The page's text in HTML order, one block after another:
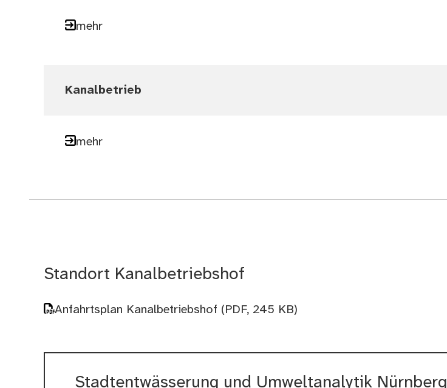
mehr
Kanalbetrieb
mehr
Standort Kanalbetriebshof
Anfahrtsplan Kanalbetriebshof (PDF, 245 KB)
Stadtentwässerung und Umweltanalytik Nürnberg